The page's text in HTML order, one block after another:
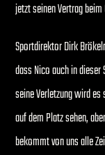
jetzt seinen Vertrag
Sportdirektor Dirk
dass Nico auch in
seine Verletzung wird
auf dem Platz sehen,
bekommt von uns alle